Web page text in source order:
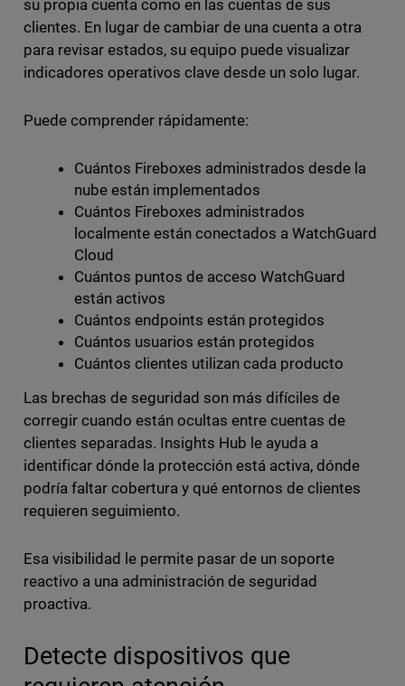
su propia cuenta como en las cuentas de sus
clientes. En lugar de cambiar de una cuenta a otra
para revisar estados, su equipo puede visualizar
indicadores operativos clave desde un solo lugar.
Puede comprender rápidamente:
Cuántos Fireboxes administrados desde la
nube están implementados
Cuántos Fireboxes administrados
localmente están conectados a WatchGuard
Cloud
Cuántos puntos de acceso WatchGuard
están activos
Cuántos endpoints están protegidos
Cuántos usuarios están protegidos
Cuántos clientes utilizan cada producto
Las brechas de seguridad son más difíciles de
corregir cuando están ocultas entre cuentas de
clientes separadas. Insights Hub le ayuda a
identificar dónde la protección está activa, dónde
podría faltar cobertura y qué entornos de clientes
requieren seguimiento.
Esa visibilidad le permite pasar de un soporte
reactivo a una administración de seguridad
proactiva.
Detecte dispositivos que